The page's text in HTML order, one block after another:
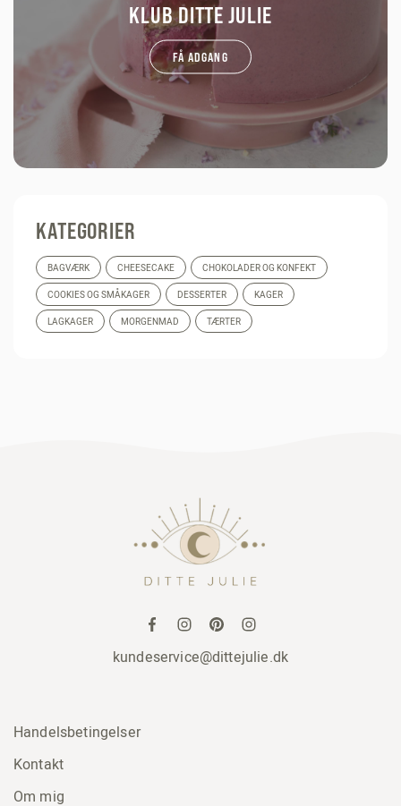
KLUB DITTE JULIE
FÅ ADGANG
KATEGORIER
BAGVÆRK CHEESECAKE CHOKOLADER OG KONFEKT
COOKIES OG SMÅKAGER DESSERTER KAGER
LAGKAGER MORGENMAD TÆRTER
kundeservice@dittejulie.dk
Handelsbetingelser
Kontakt
Om mig